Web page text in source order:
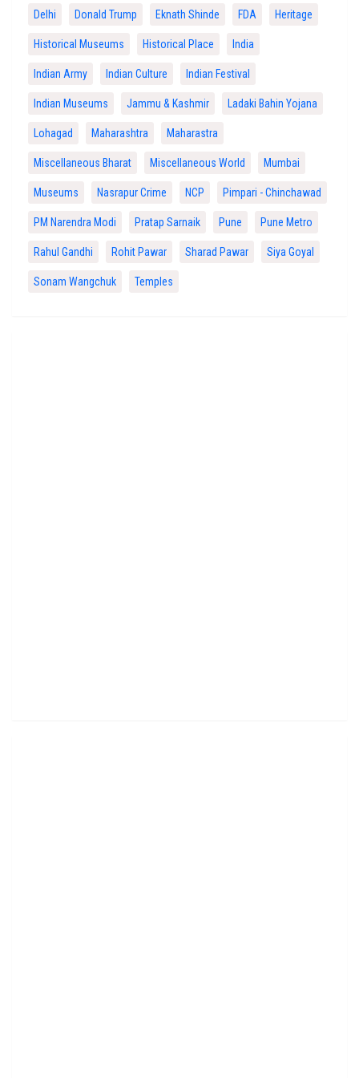
Delhi Donald Trump Eknath Shinde FDA Heritage
Historical Museums Historical Place India
Indian Army Indian Culture Indian Festival
Indian Museums Jammu & Kashmir Ladaki Bahin Yojana
Lohagad Maharashtra Maharastra
Miscellaneous Bharat Miscellaneous World Mumbai
Museums Nasrapur Crime NCP Pimpari - Chinchawad
PM Narendra Modi Pratap Sarnaik Pune Pune Metro
Rahul Gandhi Rohit Pawar Sharad Pawar Siya Goyal
Sonam Wangchuk Temples